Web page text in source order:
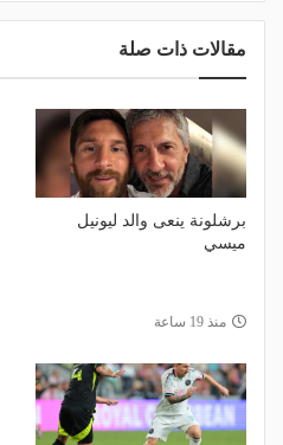
مقالات ذات صلة
برشلونة ينعى والد ليونيل
ميسي
منذ 19 ساعة